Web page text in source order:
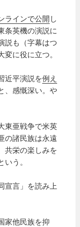
ラインで公開 し
条英機の演説に
説も（字幕はつ
に役に立つ。
近平演説を例え
、感慨深い。や
東亜戦争で米英
の諸民族は永遠
共栄の楽しみを
う。
宣言」を読み上
家他民族を抑